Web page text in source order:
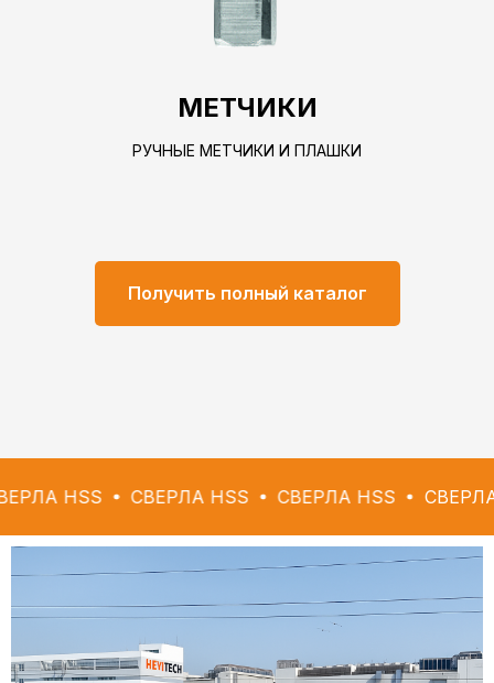
МЕТЧИКИ
РУЧНЫЕ МЕТЧИКИ И ПЛАШКИ
Получить полный каталог
СВЕРЛА HSS СВЕРЛА HSS СВЕРЛА HSS